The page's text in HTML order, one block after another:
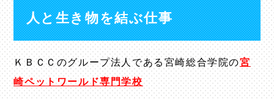
人と生き物を結ぶ仕事
ＫＢＣＣのグループ法人である宮崎総合学院の宮
崎ペットワールド専門学校